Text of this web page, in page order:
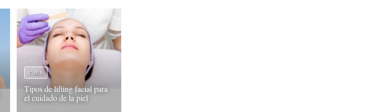
CARA
Tipos de lifting facial para
el cuidado de la piel